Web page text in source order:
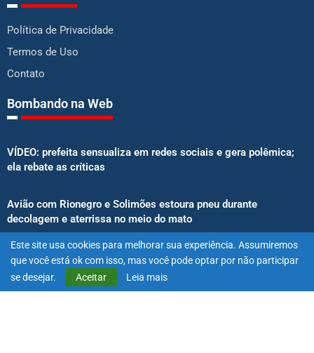
Política de Privacidade
Termos de Uso
Contato
Bombando na Web
VÍDEO: prefeita sensualiza em redes sociais e gera polêmica;
ela rebate as críticas
Avião com Rionegro e Solimões estoura pneu durante
decolagem e aterrissa no meio do mato
Senado aprova proibição de atletas e influenciadores em
anúncios de bets
Este site usa cookies para melhorar sua experiência. Assumiremos
que você está ok com isso, mas você pode optar por não participar
se desejar.
Aceitar Leia mais